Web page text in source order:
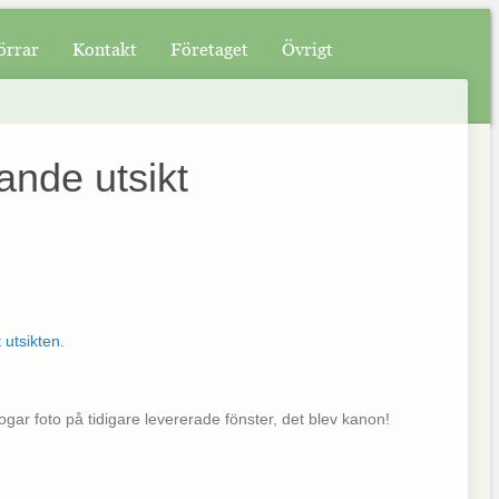
Kontakt Företaget Övrigt
utsikt
foto på tidigare levererade fönster, det blev kanon!